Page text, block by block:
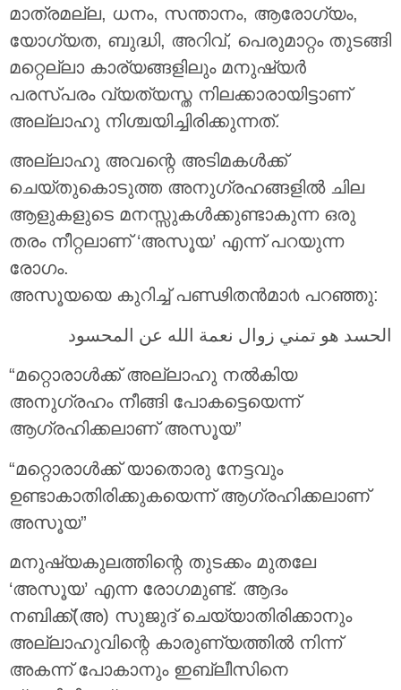
മാത്രമല്ല, ധനം, സന്താനം, ആരോഗ്യം,
യോഗ്യത, ബുദ്ധി, അറിവ്, പെരുമാറ്റം തുടങ്ങി
മറ്റെല്ലാ കാര്യങ്ങളിലും മനുഷ്യര്‍
പരസ്പരം വ്യത്യസ്ത നിലക്കാരായിട്ടാണ്
അല്ലാഹു നിശ്ചയിച്ചിരിക്കുന്നത്.
അല്ലാഹു അവന്റെ അടിമകള്‍ക്ക്
ചെയ്തുകൊടുത്ത അനുഗ്രഹങ്ങളില്‍ ചില
ആളുകളുടെ മനസ്സുകള്‍ക്കുണ്ടാകുന്ന ഒരു
തരം നീറ്റലാണ് ‘അസൂയ’ എന്ന് പറയുന്ന
രോഗം.
അസൂയയെ കുറിച്ച് പണ്ഢിതന്‍മാ൪ പറഞ്ഞു:
الحسد هو تمني زوال نعمة الله عن المحسود
“മറ്റൊരാള്‍ക്ക് അല്ലാഹു നൽകിയ
അനുഗ്രഹം നീങ്ങി പോകട്ടെയെന്ന്
ആഗ്രഹിക്കലാണ് അസൂയ”
“മറ്റൊരാള്‍ക്ക് യാതൊരു നേട്ടവും
ഉണ്ടാകാതിരിക്കുകയെന്ന് ആഗ്രഹിക്കലാണ്
അസൂയ”
മനുഷ്യകുലത്തിന്റെ തുടക്കം മുതലേ
‘അസൂയ’ എന്ന രോഗമുണ്ട്. ആദം
നബിക്ക്(അ) സുജുദ് ചെയ്യാതിരിക്കാനും
അല്ലാഹുവിന്റെ കാരുണ്യത്തില്‍ നിന്ന്
അകന്ന് പോകാനും ഇബ്‌ലീസിനെ